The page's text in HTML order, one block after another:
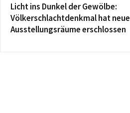
Licht ins Dunkel der Gewölbe:
Völkerschlachtdenkmal hat neue
Ausstellungsräume erschlossen